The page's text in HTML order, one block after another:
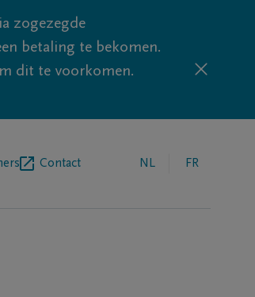
zogezegde
betaling te bekomen.
dit te voorkomen.
Contact NL FR